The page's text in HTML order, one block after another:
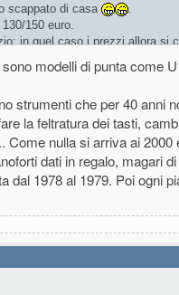
scappato di casa
150 euro.
in quel caso i prezzi allora si
modelli di punta come
strumenti che per 40 anni
la feltratura dei tasti,
Come nulla si arriva ai
dati in regalo, magari
dal 1978 al 1979. Poi ogni